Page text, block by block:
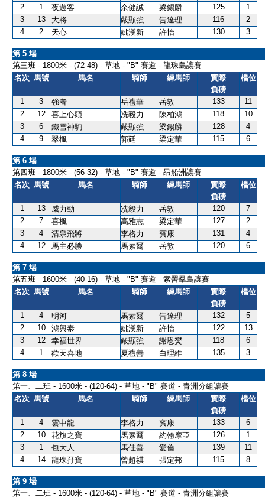
2
1 夜遊客 余健誠 梁錫麟 125
1
3
13 大將 嚴顯強 告達理 116
2
4
2 天心 姚漢新 許怡 130 3
第 5 場
第三班 - 1800米 - (72-48) - 草地 - "B" 賽道 - 龍珠島讓賽
名次 馬號 馬名 騎師 練馬師
實際
負磅
檔位
1 3 強者 岳禮華 岳敦 133
11
2
12 喜上心頭 冼毅力 陳柏鴻 118
10
3
6 鐵雪神駒 嚴顯強 梁錫麟 128
4
4
9 翠楓 郭廷 梁定華 115 6
第 6 場
第四班 - 1800米 - (56-32) - 草地 - "B" 賽道 - 昂船洲讓賽
名次 馬號 馬名 騎師 練馬師
實際
負磅
檔位
1 13 威力勁 冼毅力 岳敦 120
7
2
7 喜楓 高雅志 梁定華 127
2
3
4 清泉飛將 李格力 賓康 131
4
4
12 馬主必勝 馬素爾 岳敦 120 6
第 7 場
第五班 - 1600米 - (40-16) - 草地 - "B" 賽道 - 索罟羣島讓賽
名次 馬號 馬名 騎師 練馬師
實際
負磅
檔位
1 4 明河 馬素爾 告達理 132
5
2
10 鴻興泰 姚漢新 許怡 122
13
3
12 幸福世界 嚴顯強 謝恩爕 118
6
4
1 歡天喜地 夏禮善 白理維 135 3
第 8 場
第一、二班 - 1600米 - (120-64) - 草地 - "B" 賽道 - 青洲分組讓賽
名次 馬號 馬名 騎師 練馬師
實際
負磅
檔位
1 4 雲中龍 李格力 賓康 133
6
2
10 花旗之寶 馬素爾 約翰摩亞 126
1
3
1 包大人 馬佳善 愛倫 139
11
4
14 龍珠孖寶 曾超祺 張定邦 115 8
第 9 場
第一、二班 - 1600米 - (120-64) - 草地 - "B" 賽道 - 青洲分組讓賽